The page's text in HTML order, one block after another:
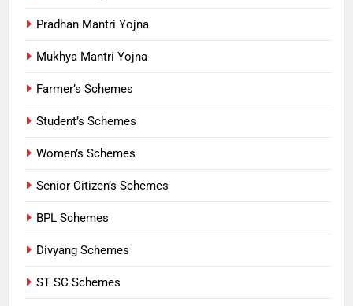
Pradhan Mantri Yojna
Mukhya Mantri Yojna
Farmer’s Schemes
Student’s Schemes
Women’s Schemes
Senior Citizen’s Schemes
BPL Schemes
Divyang Schemes
ST SC Schemes